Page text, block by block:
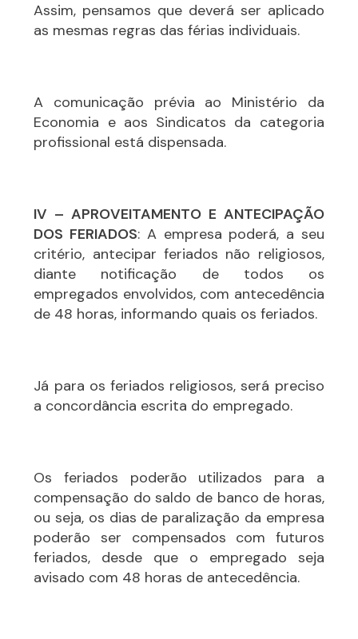
Assim, pensamos que deverá ser aplicado
as mesmas regras das férias individuais.
A comunicação prévia ao Ministério da
Economia e aos Sindicatos da categoria
profissional está dispensada.
IV – APROVEITAMENTO E ANTECIPAÇÃO
DOS FERIADOS: A empresa poderá, a seu
critério, antecipar feriados não religiosos,
diante notificação de todos os
empregados envolvidos, com antecedência
de 48 horas, informando quais os feriados.
Já para os feriados religiosos, será preciso
a concordância escrita do empregado.
Os feriados poderão utilizados para a
compensação do saldo de banco de horas,
ou seja, os dias de paralização da empresa
poderão ser compensados com futuros
feriados, desde que o empregado seja
avisado com 48 horas de antecedência.